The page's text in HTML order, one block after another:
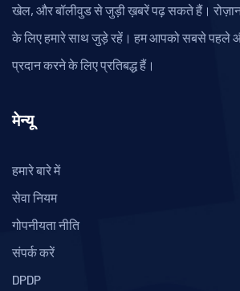
खेल, और बॉलीवुड से जुड़ी ख़बरें पढ़ सकते हैं।
के लिए हमारे साथ जुड़े रहें। हम आपको सबसे पहले
प्रदान करने के लिए प्रतिबद्ध हैं।
मेन्यू
हमारे बारे में
सेवा नियम
गोपनीयता नीति
संपर्क करें
DPDP